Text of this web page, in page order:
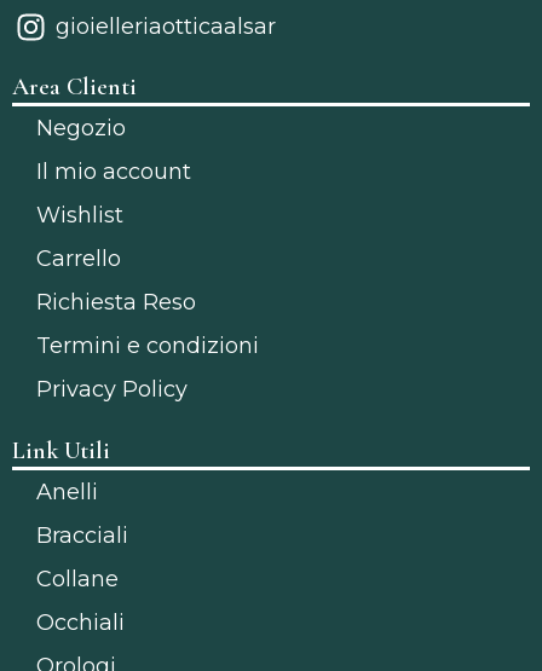
gioielleriaotticaalsar
Area Clienti
Negozio
Il mio account
Wishlist
Carrello
Richiesta Reso
Termini e condizioni
Privacy Policy
Link Utili
Anelli
Bracciali
Collane
Occhiali